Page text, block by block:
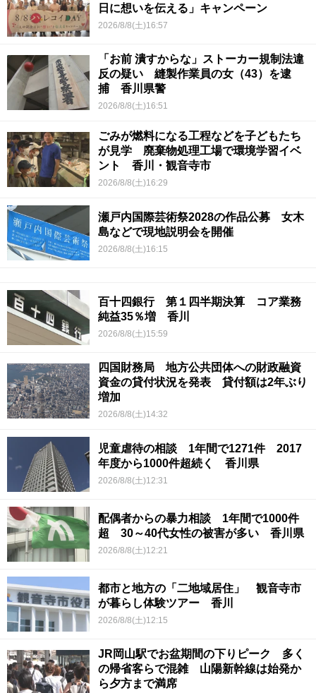
日に想いを伝える」キャンペーン
2026/8/8(土)16:57
「お前 潰すからな」ストーカー規制法違
反の疑い 縫製作業員の女（43）を逮
捕 香川県警
2026/8/8(土)16:51
ごみが燃料になる工程などを子どもたち
が見学 廃棄物処理工場で環境学習イベ
ント 香川・観音寺市
2026/8/8(土)16:29
瀬戸内国際芸術祭2028の作品公募 女木
島などで現地説明会を開催
2026/8/8(土)16:15
百十四銀行 第１四半期決算 コア業務
純益35％増 香川
2026/8/8(土)15:59
四国財務局 地方公共団体への財政融資
資金の貸付状況を発表 貸付額は2年ぶり
増加
2026/8/8(土)14:32
児童虐待の相談 1年間で1271件 2017
年度から1000件超続く 香川県
2026/8/8(土)12:31
配偶者からの暴力相談 1年間で1000件
超 30～40代女性の被害が多い 香川県
2026/8/8(土)12:21
都市と地方の「二地域居住」 観音寺市
が暮らし体験ツアー 香川
2026/8/8(土)12:15
JR岡山駅でお盆期間の下りピーク 多く
の帰省客らで混雑 山陽新幹線は始発か
ら夕方まで満席